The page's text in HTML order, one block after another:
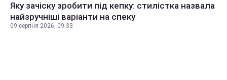
Яку зачіску зробити під кепку: стилістка назвала
найзручніші варіанти на спеку
09 серпня 2026, 09:33